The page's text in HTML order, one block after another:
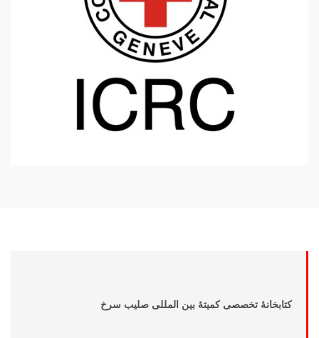
کتابخانۀ تخصصی کمیتۀ بین المللی صلیب سرخ